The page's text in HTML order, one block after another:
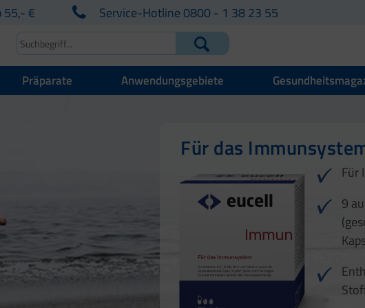
55,- € Service-Hotline 0800 - 1 38 23 55
Präparate Anwendungsgebiete
Für das
Für
9
Für Haut, Haare und
Für Ihre natürliche